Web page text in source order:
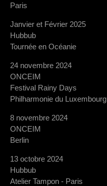
Paris
Janvier et Février 2025
Hubbub
Tournée en Océanie
24 novembre 2024
ONCEIM
Festival Rainy Days
Philharmonie du Luxembourg
8 novembre 2024
ONCEIM
Berlin
13 octobre 2024
Hubbub
Atelier Tampon - Paris